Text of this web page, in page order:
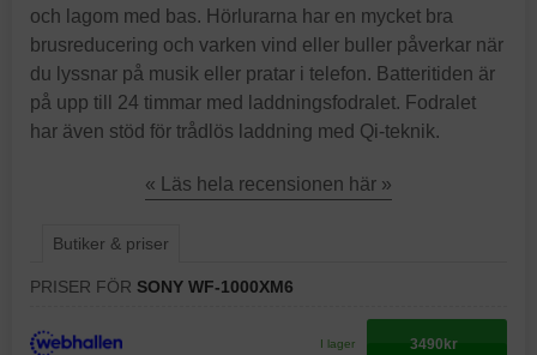
och lagom med bas. Hörlurarna har en mycket bra
brusreducering och varken vind eller buller påverkar när
du lyssnar på musik eller pratar i telefon. Batteritiden är
på upp till 24 timmar med laddningsfodralet. Fodralet
har även stöd för trådlös laddning med Qi-teknik.
« Läs hela recensionen här »
Butiker & priser
PRISER FÖR SONY WF-1000XM6
I lager 3490kr